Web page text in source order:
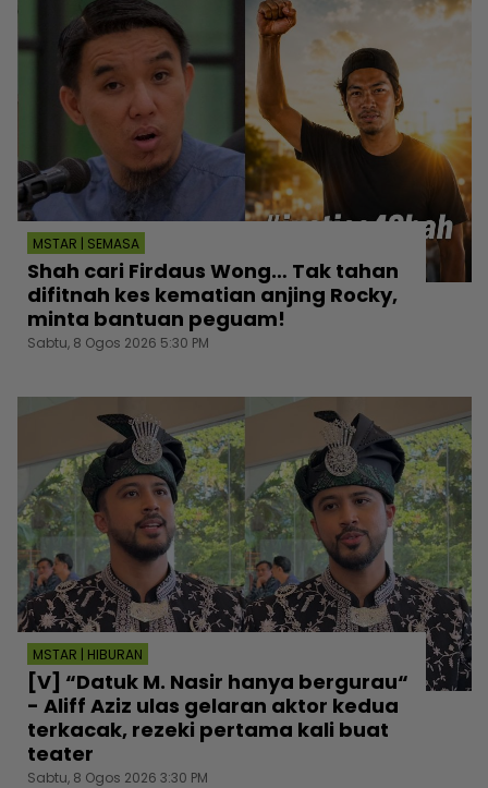
MSTAR | SEMASA
Shah cari Firdaus Wong… Tak tahan
difitnah kes kematian anjing Rocky,
minta bantuan peguam!
Sabtu, 8 Ogos 2026 5:30 PM
MSTAR | HIBURAN
[V] “Datuk M. Nasir hanya bergurau“
- Aliff Aziz ulas gelaran aktor kedua
terkacak, rezeki pertama kali buat
teater
Sabtu, 8 Ogos 2026 3:30 PM